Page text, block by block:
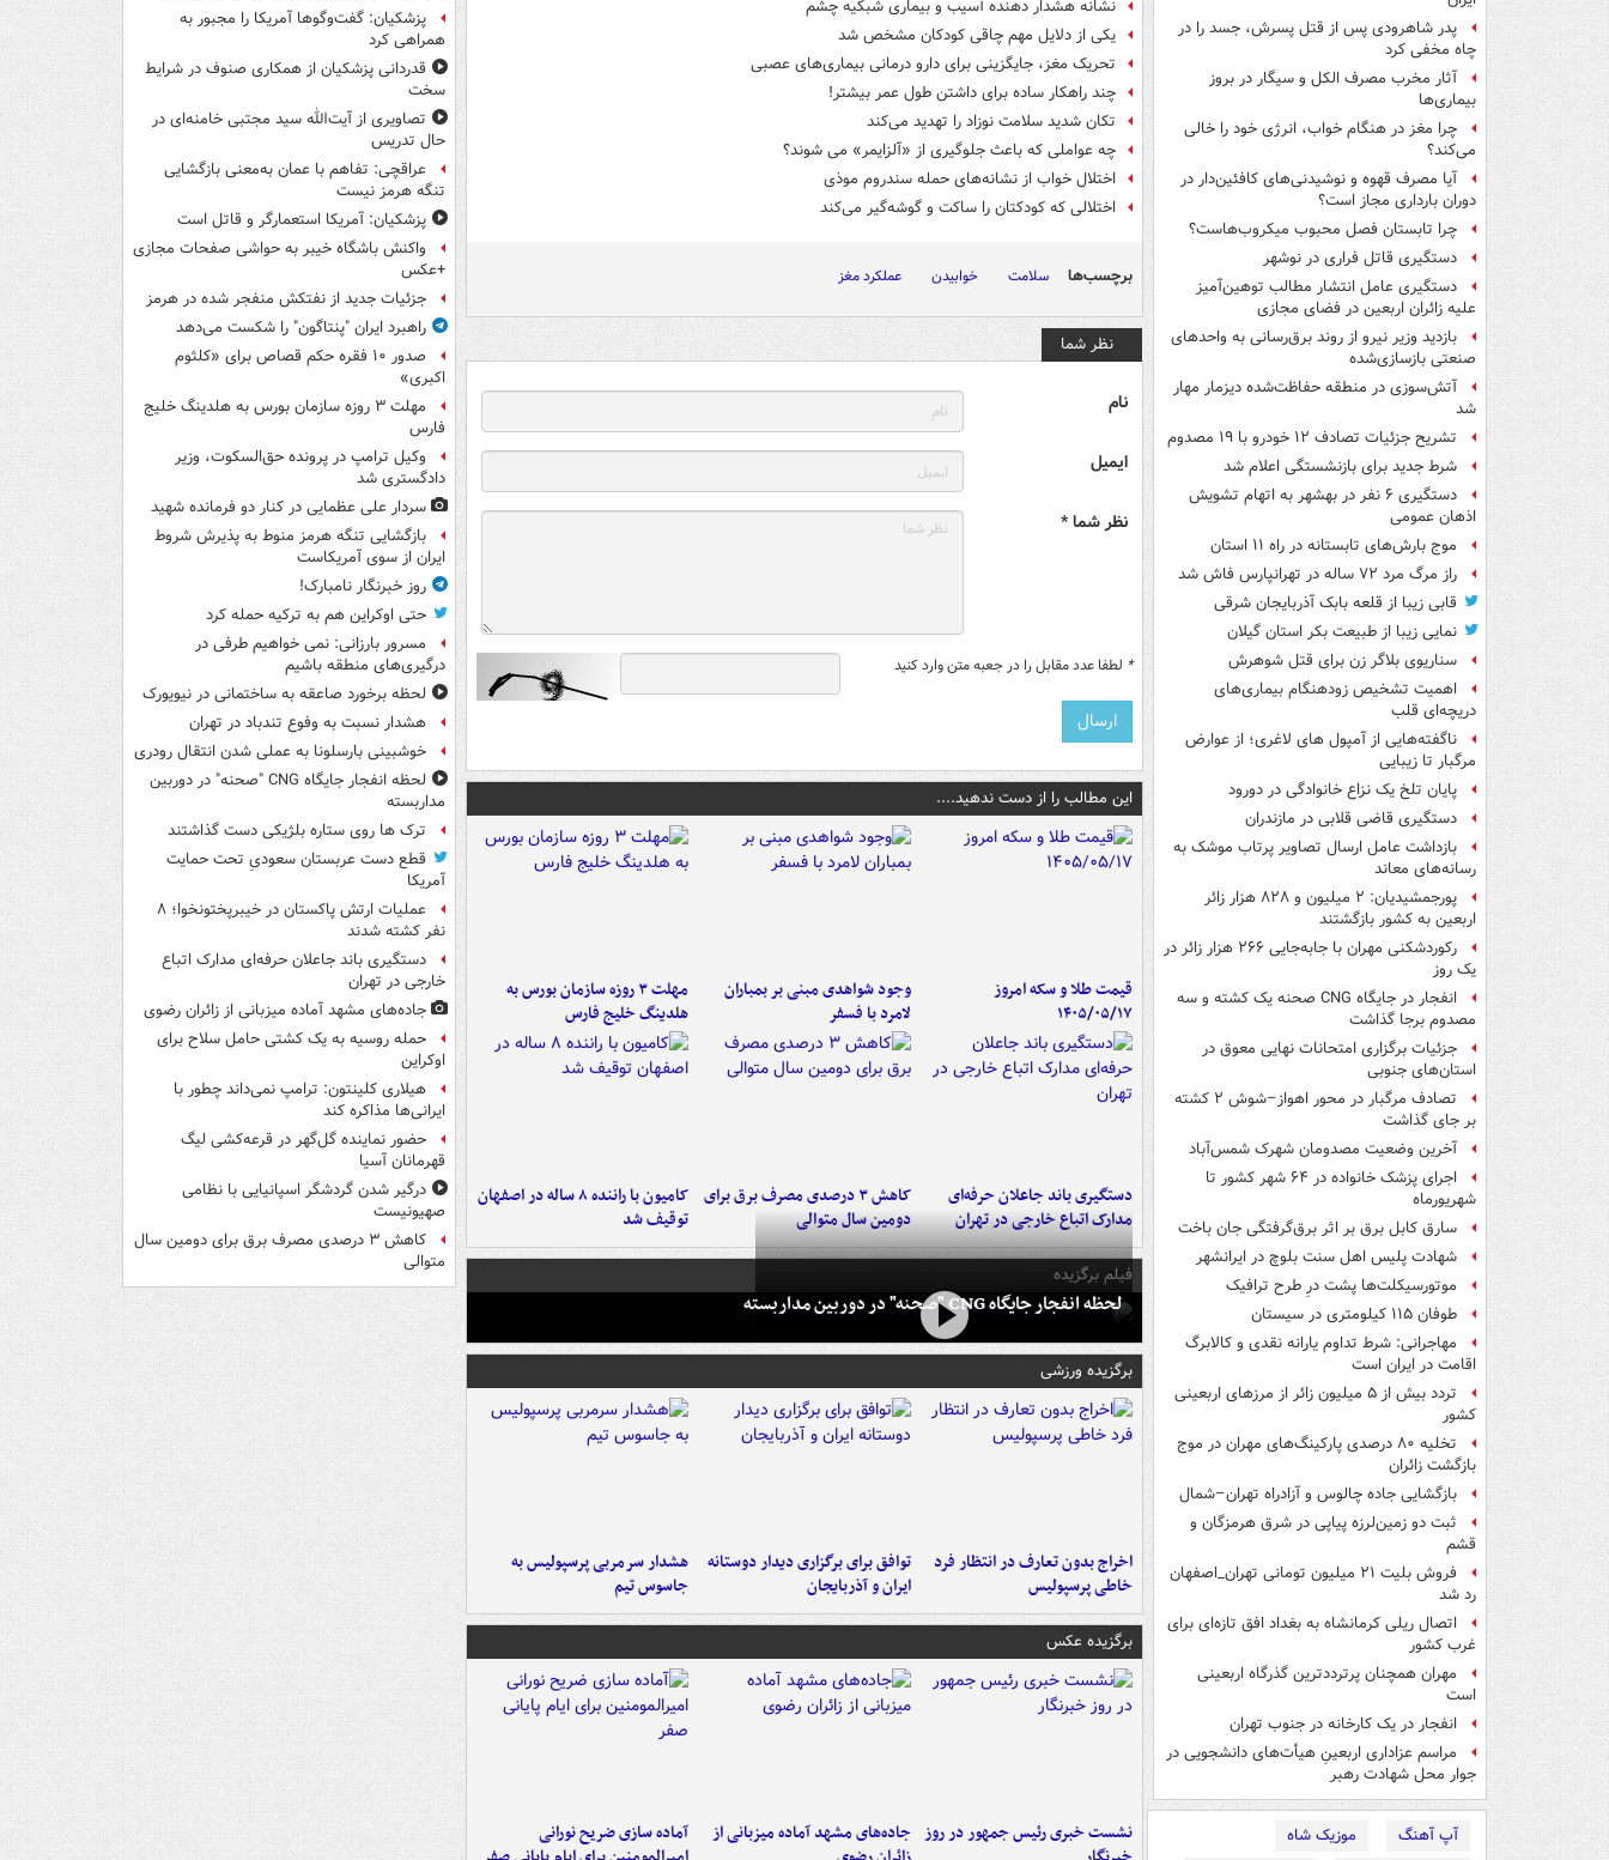
پدر شاهرودی پس از قتل پسرش، جسد را در
چاه مخفی کرد
آثار مخرب مصرف الکل و سیگار در بروز
بیماری‌ها
چرا مغز در هنگام خواب، انرژی خود را خالی
می‌کند؟
آیا مصرف قهوه و نوشیدنی‌های کافئین‌دار در
دوران بارداری مجاز است؟
چرا تابستان فصل محبوب میکروب‌هاست؟
دستگیری قاتل فراری در نوشهر
دستگیری عامل انتشار مطالب توهین‌آمیز
علیه زائران اربعین در فضای مجازی
بازدید وزیر نیرو از روند برق‌رسانی به واحدهای
صنعتی بازسازی‌شده
آتش‌سوزی در منطقه حفاظت‌شده دیزمار مهار
شد
تشریح جزئیات تصادف ۱۲ خودرو با ۱۹ مصدوم
شرط جدید برای بازنشستگی اعلام شد
دستگیری ۶ نفر در بهشهر به اتهام تشویش
اذهان عمومی
موج بارش‌های تابستانه در راه ۱۱ استان
راز مرگ مرد ۷۲ ساله در تهرانپارس فاش شد
قابی زیبا از قلعه بابک آذربایجان شرقی
نمایی زیبا از طبیعت بکر استان گیلان
سناریوی بلاگر زن برای قتل شوهرش
اهمیت تشخیص زودهنگام بیماری‌های
دریچه‌ای قلب
ناگفته‌هایی از آمپول های لاغری؛ از عوارض
مرگبار تا زیبایی
پایان تلخ یک نزاع خانوادگی در دورود
دستگیری قاضی قلابی در مازندران
بازداشت عامل ارسال تصاویر پرتاب موشک به
رسانه‌های معاند
پورجمشیدیان: ۲ میلیون و ۸۲۸ هزار زائر
اربعین به کشور بازگشتند
رکوردشکنی مهران با جابه‌جایی ۲۶۶ هزار زائر در
یک روز
انفجار در جایگاه CNG صحنه یک کشته و سه
مصدوم برجا گذاشت
جزئیات برگزاری امتحانات نهایی معوق در
استان‌های جنوبی
تصادف مرگبار در محور اهواز–شوش ۲ کشته
بر جای گذاشت
آخرین وضعیت مصدومان شهرک شمس‌آباد
اجرای پزشک خانواده در ۶۴ شهر کشور تا
شهریورماه
سارق کابل برق بر اثر برق‌گرفتگی جان باخت
شهادت پلیس اهل سنت بلوچ در ایرانشهر
موتورسیکلت‌ها پشت درِ طرح ترافیک
طوفان ۱۱۵ کیلومتری در سیستان
مهاجرانی: شرط تداوم یارانه نقدی و کالابرگ
اقامت در ایران است
تردد بیش از ۵ میلیون زائر از مرزهای اربعینی
کشور
تخلیه ۸۰ درصدی پارکینگ‌های مهران در موج
بازگشت زائران
بازگشایی جاده چالوس و آزادراه تهران–شمال
ثبت دو زمین‌لرزه پیاپی در شرق هرمزگان و
قشم
فروش بلیت ۲۱ میلیون تومانی تهران_اصفهان
رد شد
اتصال ریلی کرمانشاه به بغداد افق تازه‌ای برای
غرب کشور
مهران همچنان پرترددترین گذرگاه اربعینی
است
انفجار در یک کارخانه در جنوب تهران
مراسم عزاداری اربعینِ هیأت‌های دانشجویی در
جوار محل شهادت رهبر
آپ آهنگ موزیک شاه
نشانه هشدار دهنده آسیب و بیماری شبکیه چشم
یکی از دلایل مهم چاقی کودکان مشخص شد
تحریک مغز، جایگزینی برای دارو درمانی بیماری‌های عصبی
چند راهکار ساده برای داشتن طول عمر بیشتر!
تکان شدید سلامت نوزاد را تهدید می‌کند
چه عواملی که باعث جلوگیری از «آلزایمر» می شوند؟
اختلال خواب از نشانه‌های حمله سندروم موذی
اختلالی که کودکتان را ساکت و گوشه‌گیر می‌کند
برچسب‌ها سلامت خوابیدن عملکرد مغز
نظر شما
نام
ایمیل
نظر شما *
* لطفا عدد مقابل را در جعبه متن وارد کنید
این مطالب را از دست ندهید....
قیمت طلا و سکه امروز
۱۴۰۵/۰۵/۱۷
وجود شواهدی مبنی بر بمباران
لامرد با فسفر
مهلت ۳ روزه سازمان بورس به
هلدینگ خلیج فارس
دستگیری باند جاعلان حرفه‌ای
مدارک اتباع خارجی در تهران
کاهش ۳ درصدی مصرف برق برای
دومین سال متوالی
کامیون با راننده ۸ ساله در اصفهان
توقیف شد
فیلم برگزیده
لحظه انفجار جایگاه CNG "صحنه" در دوربین مداربسته
برگزیده ورزشی
اخراج بدون تعارف در انتظار فرد
خاطی پرسپولیس
توافق برای برگزاری دیدار دوستانه
ایران و آذربایجان
هشدار سرمربی پرسپولیس به
جاسوس تیم
برگزیده عکس
نشست خبری رئیس جمهور در روز جاده‌های مشهد آماده میزبانی از
آماده سازی ضریح نورانی
پزشکیان: گفت‌وگوها آمریکا را مجبور به
همراهی کرد
قدردانی پزشکیان از همکاری صنوف در شرایط
سخت
تصاویری از آیت‌الله سید مجتبی خامنه‌ای در
حال تدریس
عراقچی: تفاهم با عمان به‌معنی بازگشایی
تنگه هرمز نیست
پزشکیان: آمریکا استعمارگر و قاتل است
واکنش باشگاه خیبر به حواشی صفحات مجازی
+عکس
جزئیات جدید از نفتکش منفجر شده در هرمز
راهبرد ایران "پنتاگون" را شکست می‌دهد
صدور ۱۰ فقره حکم قصاص برای «کلثوم
اکبری»
مهلت ۳ روزه سازمان بورس به هلدینگ خلیج
فارس
وکیل ترامپ در پرونده حق‌السکوت، وزیر
دادگستری شد
سردار علی عظمایی در کنار دو فرمانده شهید
بازگشایی تنگه هرمز منوط به پذیرش شروط
ایران از سوی آمریکاست
روز خبرنگار نامبارک!
حتی اوکراین هم به ترکیه حمله کرد
مسرور بارزانی: نمی خواهیم طرفی در
درگیری‌های منطقه باشیم
لحظه برخورد صاعقه به ساختمانی در نیویورک
هشدار نسبت به وفوع تندباد در تهران
خوشبینی بارسلونا به عملی شدن انتقال رودری
لحظه انفجار جایگاه CNG "صحنه" در دوربین
مداربسته
ترک ها روی ستاره بلژیکی دست گذاشتند
قطع دست عربستان سعودیِ تحت حمایت
آمریکا
عملیات ارتش پاکستان در خیبرپختونخوا؛ ۸
نفر کشته شدند
دستگیری باند جاعلان حرفه‌ای مدارک اتباع
خارجی در تهران
جاده‌های مشهد آماده میزبانی از زائران رضوی
حمله روسیه به یک کشتی حامل سلاح برای
اوکراین
هیلاری کلینتون: ترامپ نمی‌داند چطور با
ایرانی‌ها مذاکره کند
حضور نماینده گل‌گهر در قرعه‌کشی لیگ
قهرمانان آسیا
درگیر شدن گردشگر اسپانیایی با نظامی
صهیونیست
کاهش ۳ درصدی مصرف برق برای دومین سال
متوالی